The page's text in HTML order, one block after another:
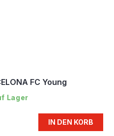
FC Young
Lager
IN DEN KORB